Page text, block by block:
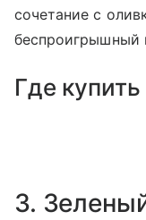
сочетание с
беспроигрышный
Где купить
3.